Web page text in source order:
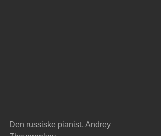
Den russiske pianist, Andrey